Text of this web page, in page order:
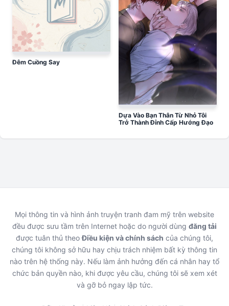
Đêm Cuồng Say
Dựa Vào Bạn Thân Từ Nhỏ Tôi
Trở Thành Đỉnh Cấp Hướng Đạo
Mọi thông tin và hình ảnh truyện tranh đam mỹ trên website
đều được sưu tầm trên Internet hoặc do người dùng đăng tải
được tuân thủ theoĐiều kiện và chính sách của chúng tôi,
chúng tôi không sở hữu hay chịu trách nhiệm bất kỳ thông tin
nào trên hệ thống này. Nếu làm ảnh hưởng đến cá nhân hay tổ
chức bản quyền nào, khi được yêu cầu, chúng tôi sẽ xem xét
và gỡ bỏ ngay lập tức.